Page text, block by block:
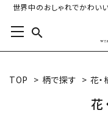
世界中のおしゃれでかわい
search
TOP > 柄で探す > 花
花